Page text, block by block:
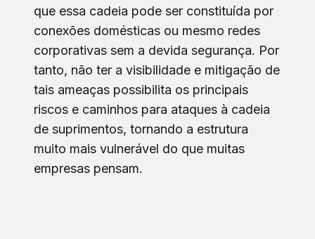
que essa cadeia pode ser constituída por
conexões domésticas ou mesmo redes
corporativas sem a devida segurança. Por
tanto, não ter a visibilidade e mitigação de
tais ameaças possibilita os principais
riscos e caminhos para ataques à cadeia
de suprimentos, tornando a estrutura
muito mais vulnerável do que muitas
empresas pensam.